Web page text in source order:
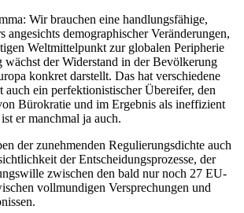
Wir brauchen eine handlungsfähige,
angesichts demographischer Veränderungen,
Weltmittelpunkt zur globalen Peripherie
wächst der Widerstand in der Bevölkerung
konkret darstellt. Das hat verschiedene
auch ein perfektionistischer Übereifer, den
Bürokratie und im Ergebnis als ineffizient
er manchmal ja auch.
der zunehmenden Regulierungsdichte auch
der Entscheidungsprozesse, der
zwischen den bald nur noch 27 EU-
vollmundigen Versprechungen und